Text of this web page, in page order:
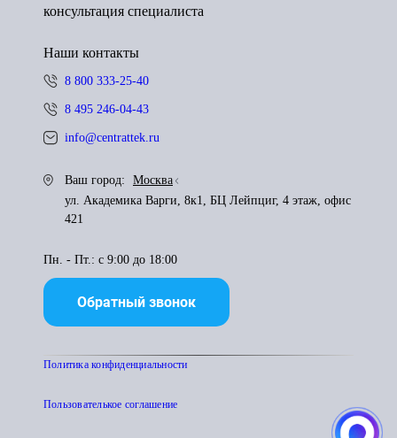
консультация специалиста
Наши контакты
8 800 333-25-40
8 495 246-04-43
info@centrattek.ru
Ваш город:
Москва
ул. Академика Варги, 8к1, БЦ Лейпциг, 4 этаж, офис
421
Пн. - Пт.: с 9:00 до 18:00
Обратный звонок
Политика конфиденциальности
Пользователькое соглашение